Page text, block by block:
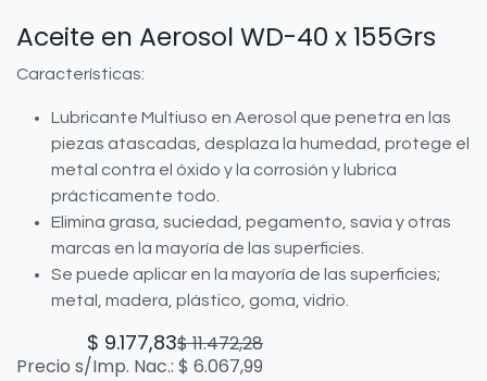
Aceite en Aerosol WD-40 x 155Grs
Características:
Lubricante Multiuso en Aerosol que penetra en las
piezas atascadas, desplaza la humedad, protege el
metal contra el óxido y la corrosión y lubrica
prácticamente todo.
Elimina grasa, suciedad, pegamento, savia y otras
marcas en la mayoría de las superficies.
Se puede aplicar en la mayoría de las superficies;
metal, madera, plástico, goma, vidrio.
$ 9.177,83$11.472,28
Precio s/Imp. Nac.: $ 6.067,99